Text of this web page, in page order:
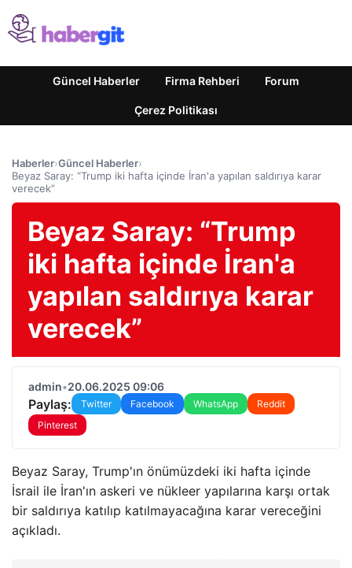
Güncel Haberler Firma Rehberi Forum
Çerez Politikası
Haberler›Güncel Haberler›
Beyaz Saray: “Trump iki hafta içinde İran'a yapılan saldırıya karar
verecek”
Beyaz Saray: “Trump
iki hafta içinde İran'a
yapılan saldırıya karar
verecek”
admin•20.06.2025 09:06
Paylaş: Twitter Facebook WhatsApp
Reddit
Pinterest
Beyaz Saray, Trump'ın önümüzdeki iki hafta içinde
İsrail ile İran'ın askeri ve nükleer yapılarına karşı ortak
bir saldırıya katılıp katılmayacağına karar vereceğini
açıkladı.